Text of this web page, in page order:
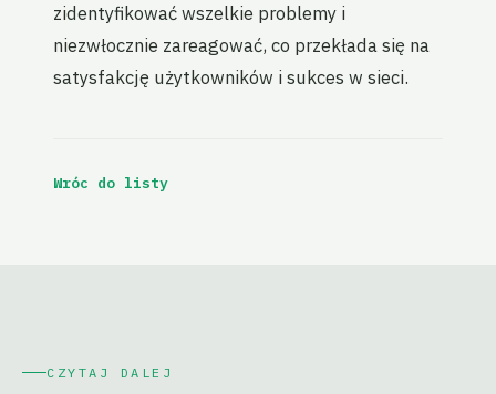
zidentyfikować wszelkie problemy i
niezwłocznie zareagować, co przekłada się na
satysfakcję użytkowników i sukces w sieci.
Wróc do listy
CZYTAJ DALEJ